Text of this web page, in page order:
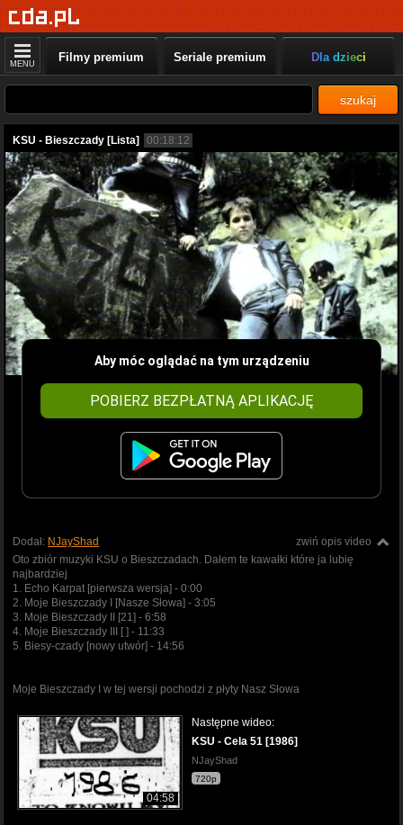
MENU Filmy premium Seriale premium Dla dzieci
szukaj
KSU - Bieszczady [Lista] 00:18:12
Aby móc oglądać na tym urządzeniu
POBIERZ BEZPŁATNĄ APLIKACJĘ
zwiń opis video
Dodał: NJayShad
Oto zbiór muzyki KSU o Bieszczadach. Dałem te kawałki które ja lubię
najbardziej
1. Echo Karpat [pierwsza wersja] - 0:00
2. Moje Bieszczady I [Nasze Słowa] - 3:05
3. Moje Bieszczady II [21] - 6:58
4. Moje Bieszczady III [ ] - 11:33
5. Biesy-czady [nowy utwór] - 14:56
Moje Bieszczady I w tej wersji pochodzi z płyty Nasz Słowa
04:58
Następne wideo:
KSU - Cela 51 [1986]
NJayShad
720p